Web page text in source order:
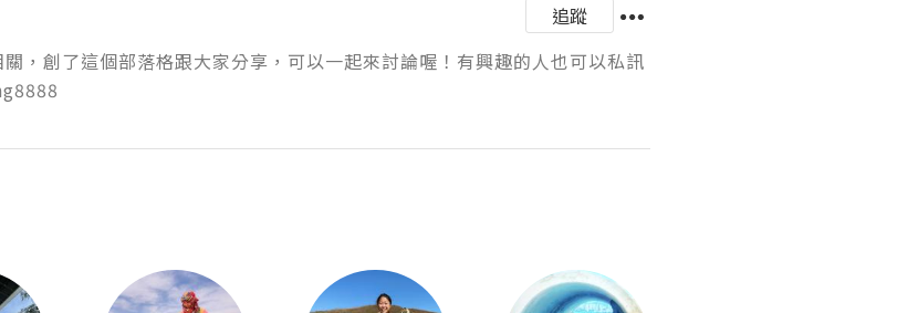
追蹤
，創了這個部落格跟大家分享，可以一起來討論喔！有興趣的人也可以私訊